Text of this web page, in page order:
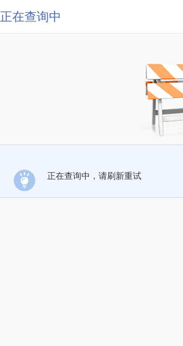
正在查询中
正在查询中，请刷新重试